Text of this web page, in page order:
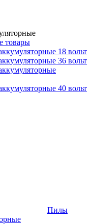
товары
18 вольт
36 вольт
40 вольт
Пилы